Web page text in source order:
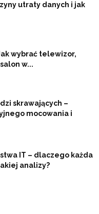
utraty danych i jak
wybrać telewizor,
w...
skrawających –
mocowania i
IT – dlaczego każda
analizy?